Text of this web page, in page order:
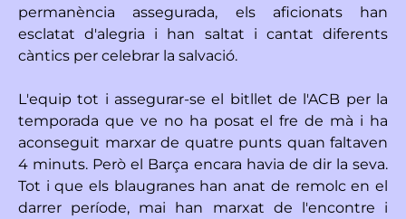
permanència assegurada, els aficionats han
esclatat d'alegria i han saltat i cantat diferents
càntics per celebrar la salvació.
L'equip tot i assegurar-se el bitllet de l'ACB per la
temporada que ve no ha posat el fre de mà i ha
aconseguit marxar de quatre punts quan faltaven
4 minuts. Però el Barça encara havia de dir la seva.
Tot i que els blaugranes han anat de remolc en el
darrer període, mai han marxat de l'encontre i